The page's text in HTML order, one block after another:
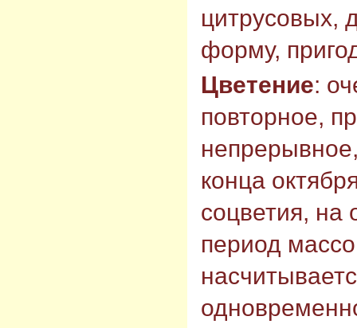
цитрусовых,
форму,
Цветение:
повторное,
конца
соцветия, на
период